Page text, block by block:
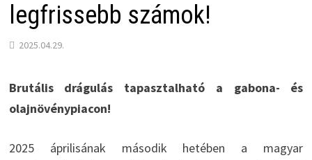
legfrissebb számok!
2025.04.29.
Brutális drágulás tapasztalható a gabona- és
olajnövénypiacon!
2025 áprilisának második hetében a magyar